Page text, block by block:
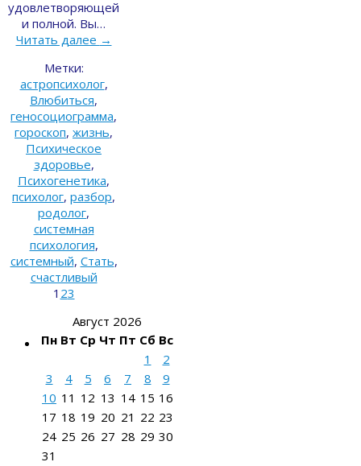
удовлетворяющей
и полной. Вы…
Читать далее →
Метки:
астропсихолог,
Влюбиться,
геносоциограмма,
гороскоп, жизнь,
Психическое
здоровье,
Психогенетика,
психолог, разбор,
родолог,
системная
психология,
системный, Стать,
счастливый
1 23
Август 2026
Пн Вт Ср Чт Пт Сб Вс
1
2
3
4 5 6 7 8
9
10 11 12 13 14 15 16
17 18 19 20 21 22 23
24 25 26 27 28 29 30
31